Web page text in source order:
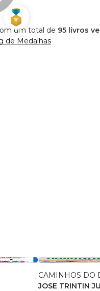
um total de 95 livros
de Medalhas
CAMINHOS DO
JOSE TRINTIN